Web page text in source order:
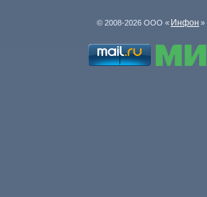
© 2008-2026 ООО « Инфон »